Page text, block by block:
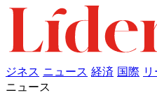
ジネス ニュース 経済 国際
ニュース